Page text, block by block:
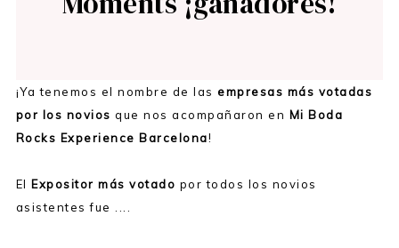
¡Ya tenemos el nombre de lasempresas más votadas
por los novios que nos acompañaron en Mi Boda
Rocks Experience Barcelona!
El Expositor más votado por todos los novios
asistentes fue ....